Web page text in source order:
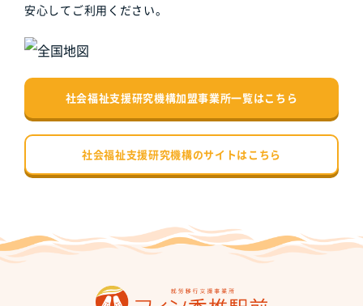
安心してご利用ください。
社会福祉支援研究機構加盟事業所一覧はこちら
社会福祉支援研究機構のサイトはこちら